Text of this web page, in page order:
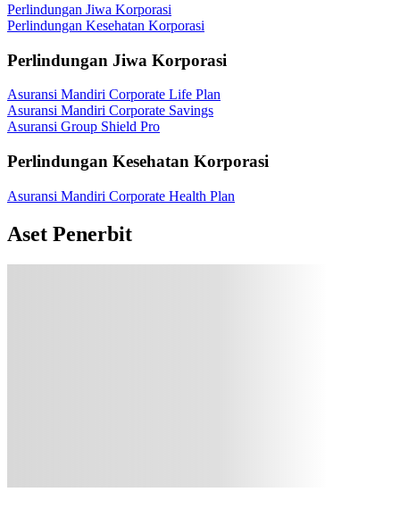
Perlindungan Jiwa Korporasi
Perlindungan Kesehatan Korporasi
Perlindungan Jiwa Korporasi
Asuransi Mandiri Corporate Life Plan
Asuransi Mandiri Corporate Savings
Asuransi Group Shield Pro
Perlindungan Kesehatan Korporasi
Asuransi Mandiri Corporate Health Plan
Aset Penerbit